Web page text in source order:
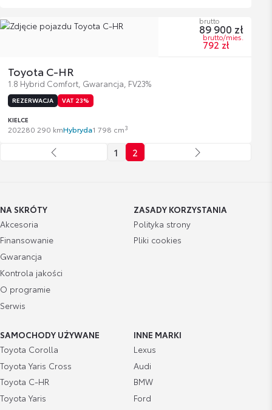
Toyota C-HR
1.8 Hybrid Comfort, Gwarancja, FV23%
REZERWACJA VAT 23%
KIELCE
202280 290 kmHybryda1 798 cm3
brutto
89 900 zł
brutto/mies.
792 zł
1 2
NA SKRÓTY
Akcesoria
Finansowanie
Gwarancja
Kontrola jakości
O programie
Serwis
ZASADY KORZYSTANIA
Polityka strony
Pliki cookies
SAMOCHODY UŻYWANE
Toyota Corolla
Toyota Yaris Cross
Toyota C-HR
Toyota Yaris
INNE MARKI
Lexus
Audi
BMW
Ford